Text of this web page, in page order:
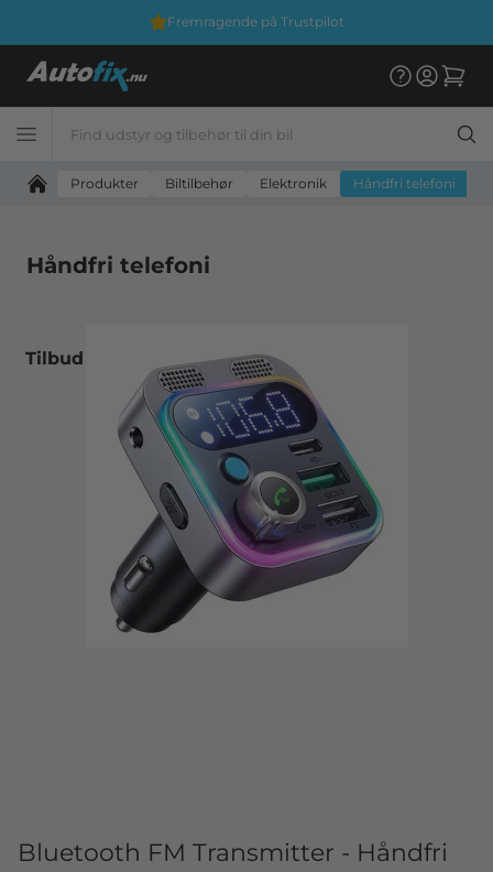
Fremragende på Trustpilot
Produkter Biltilbehør Elektronik Håndfri telefoni
Håndfri telefoni
Tilbud
Bluetooth FM Transmitter - Håndfri